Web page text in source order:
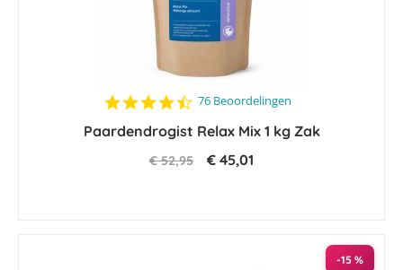
4.4
rating
76 Beoordelingen
Paardendrogist Relax Mix 1 kg Zak
€ 52,95 € 45,01
-15 %